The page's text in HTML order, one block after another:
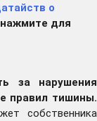
о
для
за нарушения
правил тишины.
собственника